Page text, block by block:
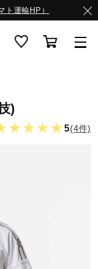
ト運輸HP）
)
5(4件)